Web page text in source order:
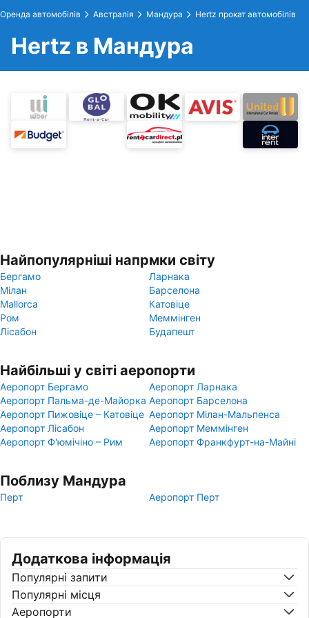
Оренда автомобілів Австралія Мандура Hertz прокат автомобілів
Hertz в Мандура
Найпопулярніші напрмки світу
Бергамо
Ларнака
Мілан
Барселона
Mallorca
Катовіце
Ром
Меммінген
Лісабон
Будапешт
Найбільші у світі аеропорти
Аеропорт Бергамо
Аеропорт Ларнака
Аеропорт Пальма-де-Майорка Аеропорт Барселона
Аеропорт Пижовіце – Катовіце Аеропорт Мілан-Мальпенса
Аеропорт Лісабон
Аеропорт Меммінген
Аеропорт Ф'юмічіно – Рим
Аеропорт Франкфурт-на-Майні
Поблизу Мандура
Перт Аеропорт Перт
Додаткова інформація
Популярні запити
Популярні місця
Аеропорти